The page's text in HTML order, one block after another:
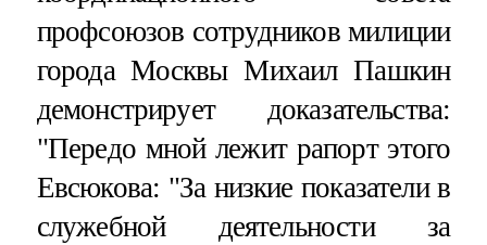
профсоюзов сотрудников милиции
города Москвы Михаил Пашкин
демонстрирует доказательства:
"Передо мной лежит рапорт этого
Евсюкова: "За низкие показатели в
служебной деятельности за